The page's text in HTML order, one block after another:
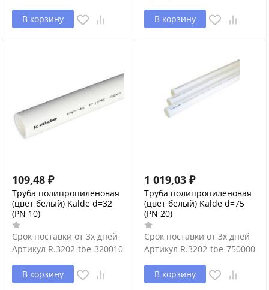
В корзину В корзину
109,48 ₽
Труба полипропиленовая
(цвет белый) Kalde d=32
(PN 10)
Срок поставки от 3х дней
Артикул R.3202-tbe-320010
В корзину
1 019,03 ₽
Труба полипропиленовая
(цвет белый) Kalde d=75
(PN 20)
Срок поставки от 3х дней
Артикул R.3202-tbe-750000
В корзину